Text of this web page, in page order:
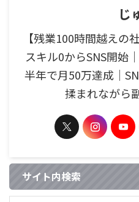
じ
【残業100時間越えの
スキル0からSNS開始
半年で月50万達成｜
揉まれながら
サイト内検索